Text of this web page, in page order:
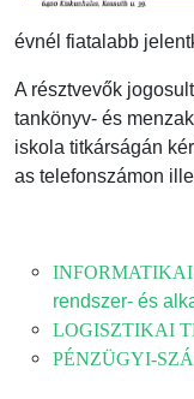
évnél fiatalabb
A résztvevők
tankönyv- és
iskola titkárságán
as telefonszámon
rendszer- és
LOGISZTIKAI
PÉNZÜGYI-